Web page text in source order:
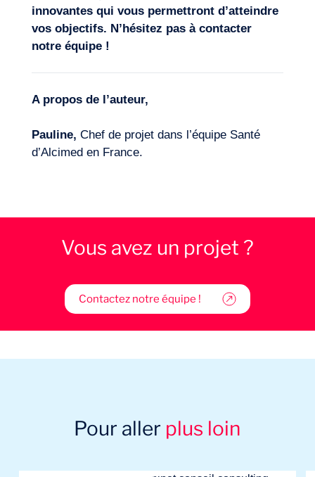
innovantes qui vous permettront d’atteindre
vos objectifs. N’hésitez pas à contacter
notre équipe!
A propos de l’auteur,
Pauline, Chef de projet dans l’équipe Santé
d’Alcimed en France.
Vous avez un projet ?
Contactez notre équipe !
Pour aller plus loin